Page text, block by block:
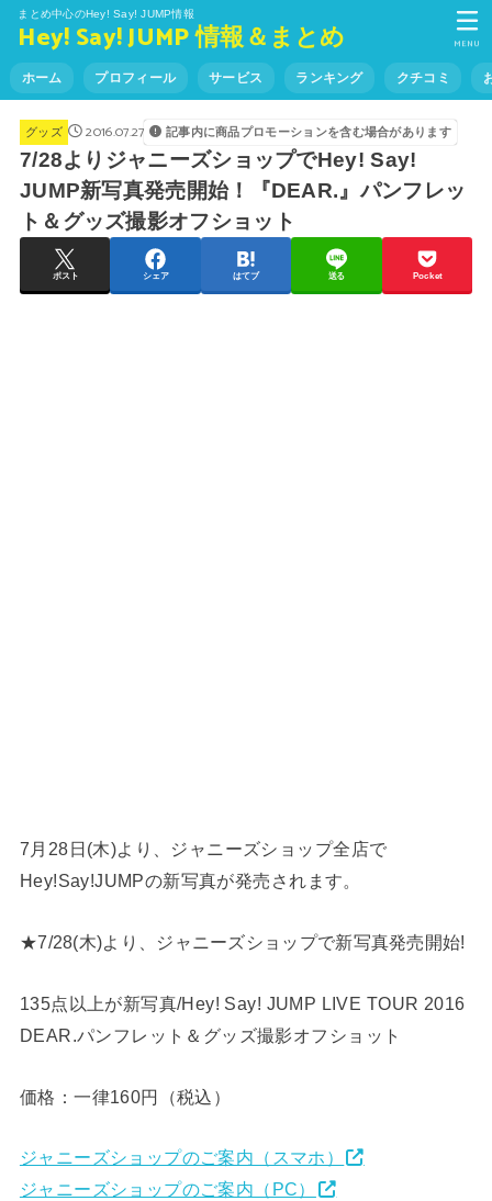
まとめ中心のHey! Say! JUMP情報
Hey! Say! JUMP 情報＆まとめ
ホーム プロフィール サービス ランキング クチコミ
MENU
グッズ 2016.07.27 記事内に商品プロモーションを含む場合があります
7/28よりジャニーズショップでHey! Say!
JUMP新写真発売開始！『DEAR.』パンフレッ
ト＆グッズ撮影オフショット
ポスト シェア はてブ 送る Pocket
7月28日(木)より、ジャニーズショップ全店で
Hey!Say!JUMPの新写真が発売されます。
★7/28(木)より、ジャニーズショップで新写真発売開始!
135点以上が新写真/Hey! Say! JUMP LIVE TOUR 2016
DEAR.パンフレット＆グッズ撮影オフショット
価格：一律160円（税込）
ジャニーズショップのご案内（スマホ）
ジャニーズショップのご案内（PC）